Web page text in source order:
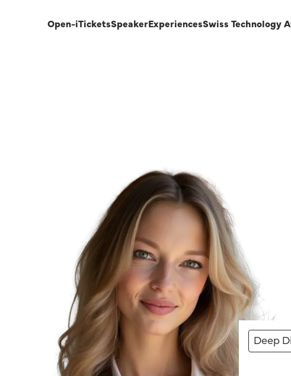
Open-iTicketsSpeakerExperiencesSwiss Technology
Deep